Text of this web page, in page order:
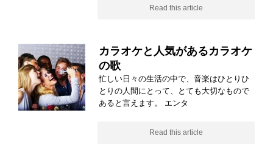
Read this article
カラオケと人気があるカラオケ
の歌
忙しい日々の生活の中で、音楽はひとりひ
とりの人間にとって、とても大切なもので
あると言えます。 エンタ
Read this article